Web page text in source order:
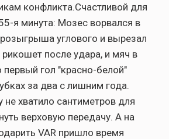
конфликта.Счастливой для
я минута: Мозес ворвался в
углового и вырезал
после удара, и мяч в
первый гол "красно-белой"
за два с лишним года.
хватило сантиметров для
верховую передачу. А на
VAR пришло время